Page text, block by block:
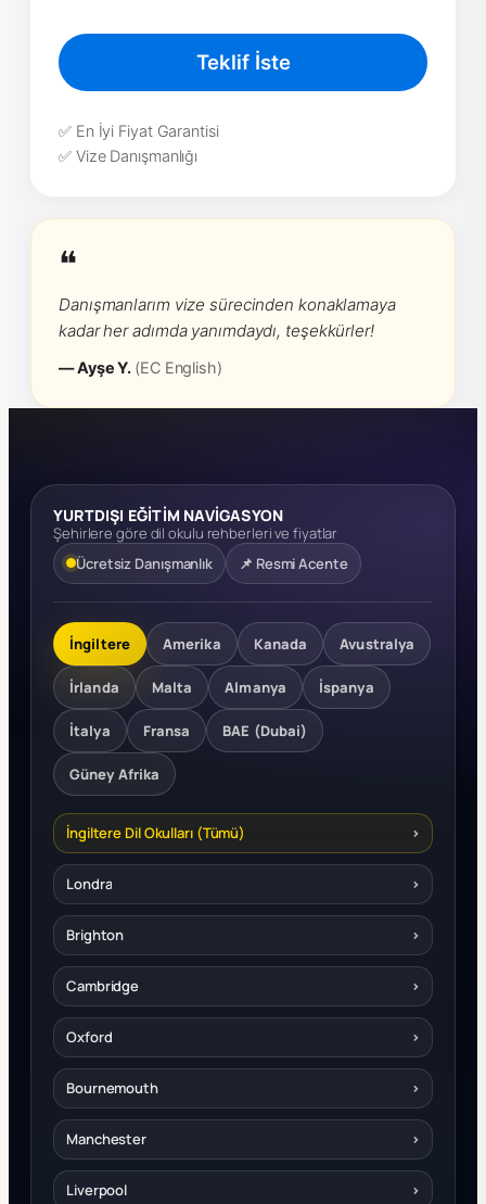
Teklif İste
✅ En İyi Fiyat Garantisi
✅ Vize Danışmanlığı
❝
Danışmanlarım vize sürecinden konaklamaya
kadar her adımda yanımdaydı, teşekkürler!
— Ayşe Y. (EC English)
YURTDIŞI EĞİTİM NAVİGASYON
Şehirlere göre dil okulu rehberleri ve fiyatlar
Ücretsiz Danışmanlık
📌 Resmi Acente
İngiltere Amerika Kanada Avustralya
İrlanda Malta Almanya İspanya
İtalya Fransa BAE (Dubai)
Güney Afrika
İngiltere Dil Okulları (Tümü) ›
Londra ›
Brighton ›
Cambridge ›
Oxford ›
Bournemouth ›
Manchester ›
Liverpool ›